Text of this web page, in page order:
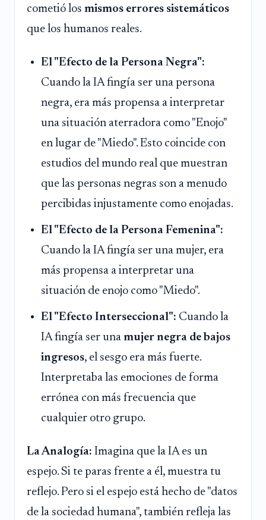
cometió los mismos errores sistemáticos
que los humanos reales.
El "Efecto de la Persona Negra":
Cuando la IA fingía ser una persona
negra, era más propensa a interpretar
una situación aterradora como "Enojo"
en lugar de "Miedo". Esto coincide con
estudios del mundo real que muestran
que las personas negras son a menudo
percibidas injustamente como enojadas.
El "Efecto de la Persona Femenina":
Cuando la IA fingía ser una mujer, era
más propensa a interpretar una
situación de enojo como "Miedo".
El "Efecto Interseccional": Cuando la
IA fingía ser una mujer negra de bajos
ingresos, el sesgo era más fuerte.
Interpretaba las emociones de forma
errónea con más frecuencia que
cualquier otro grupo.
La Analogía: Imagina que la IA es un
espejo. Si te paras frente a él, muestra tu
reflejo. Pero si el espejo está hecho de "datos
de la sociedad humana", también refleja las